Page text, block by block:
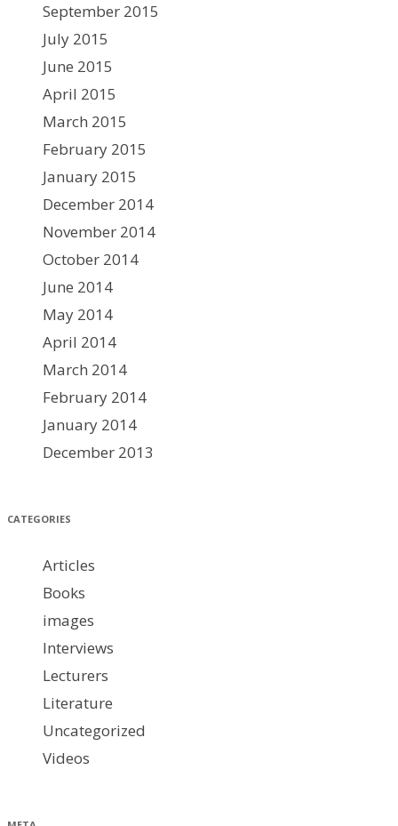
September 2015
July 2015
June 2015
April 2015
March 2015
February 2015
January 2015
December 2014
November 2014
October 2014
June 2014
May 2014
April 2014
March 2014
February 2014
January 2014
December 2013
CATEGORIES
Articles
Books
images
Interviews
Lecturers
Literature
Uncategorized
Videos